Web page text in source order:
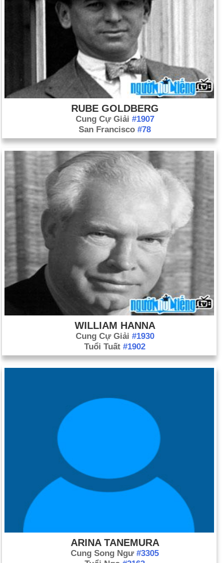
RUBE GOLDBERG
Cung Cự Giải #1907
San Francisco #78
WILLIAM HANNA
Cung Cự Giải #1930
Tuổi Tuất #1902
ARINA TANEMURA
Cung Song Ngư #3305